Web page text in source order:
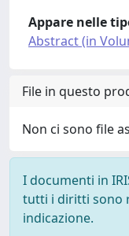
Appare nelle
Abstract (in
File in questo
Non ci sono file
I documenti in
tutti i diritti sono
indicazione.